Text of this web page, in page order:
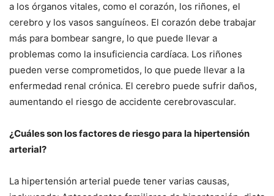
a los órganos vitales, como el corazón, los riñones, el
cerebro y los vasos sanguíneos. El corazón debe trabajar
más para bombear sangre, lo que puede llevar a
problemas como la insuficiencia cardíaca. Los riñones
pueden verse comprometidos, lo que puede llevar a la
enfermedad renal crónica. El cerebro puede sufrir daños,
aumentando el riesgo de accidente cerebrovascular.
¿Cuáles son los factores de riesgo para la hipertensión
arterial?
La hipertensión arterial puede tener varias causas,